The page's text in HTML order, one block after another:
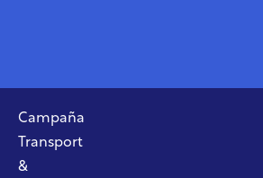
Campaña
Transport
&